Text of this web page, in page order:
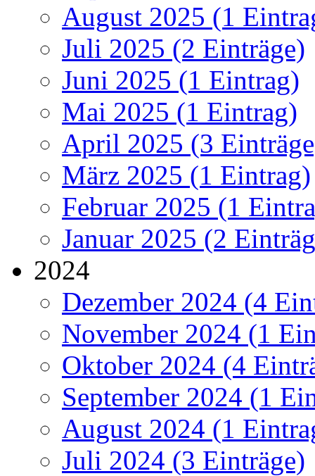
August 2025 (1
Juli 2025 (2 Einträge)
Juni 2025 (1 Eintrag)
Mai 2025 (1 Eintrag)
April 2025 (3
März 2025 (1 Eintrag)
Februar 2025 (1
Januar 2025 (2
2024
Dezember 2024 (4
November 2024 (1
Oktober 2024 (4
September 2024 (1
August 2024 (1
Juli 2024 (3 Einträge)